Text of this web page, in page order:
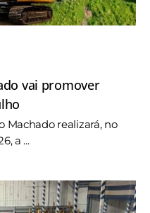
vai promover
Machado realizará, no
a ...